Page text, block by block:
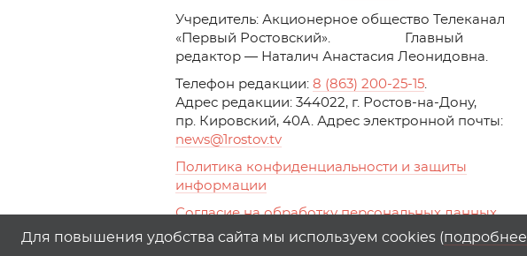
Учредитель: Акционерное общество Телеканал
«Первый Ростовский». Главный
редактор — Наталич Анастасия Леонидовна.
Телефон редакции: 8 (863) 200-25-15.
Адрес редакции: 344022, г. Ростов-на-Дону,
пр. Кировский, 40А. Адрес электронной почты:
news@1rostov.tv
Политика конфиденциальности и защиты
информации
Согласие на обработку персональных данных
с помощью сервисов Yandex.Metrika, top.mail.ru
Для повышения удобства сайта мы используем cookies (подробнее